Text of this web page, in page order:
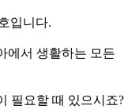
입니다.
에서 생활하는 모든
필요할 때 있으시죠?